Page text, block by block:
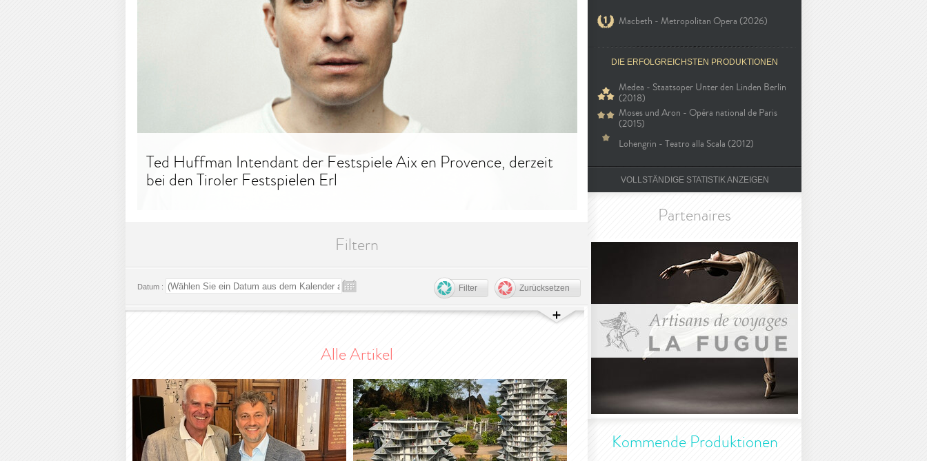
Ted Huffman Intendant der Festspiele Aix en Provence, derzeit
bei den Tiroler Festspielen Erl
Filtern
Datum : Filter Zurücksetzen
Alle Artikel
Macbeth - Metropolitan Opera (2026)
DIE ERFOLGREICHSTEN PRODUKTIONEN
Medea - Staatsoper Unter den Linden Berlin
(2018)
Moses und Aron - Opéra national de Paris
(2015)
Lohengrin - Teatro alla Scala (2012)
VOLLSTÄNDIGE STATISTIK ANZEIGEN
Partenaires
Kommende Produktionen